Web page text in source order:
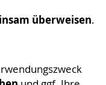
überweisen.